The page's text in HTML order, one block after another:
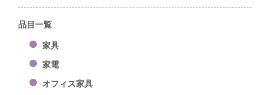
品目一覧
家具
家電
オフィス家具